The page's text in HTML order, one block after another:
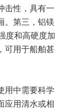
击性，具有一
。第三，铝镁
度和高硬度加
可用于船舶甚
用中需要科学
应用清水或相